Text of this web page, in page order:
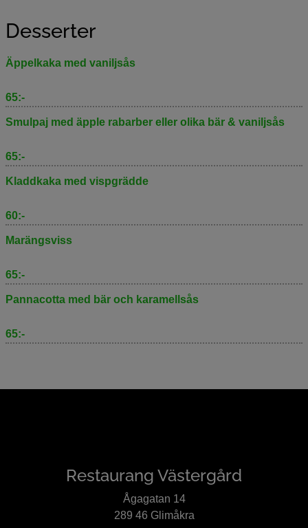
Desserter
Äppelkaka med vaniljsås
65:-
Smulpaj med äpple rabarber eller olika bär & vaniljsås
65:-
Kladdkaka med vispgrädde
60:-
Marängsviss
65:-
Pannacotta med bär och karamellsås
65:-
Restaurang Västergård
Ågagatan 14
289 46 Glimåkra